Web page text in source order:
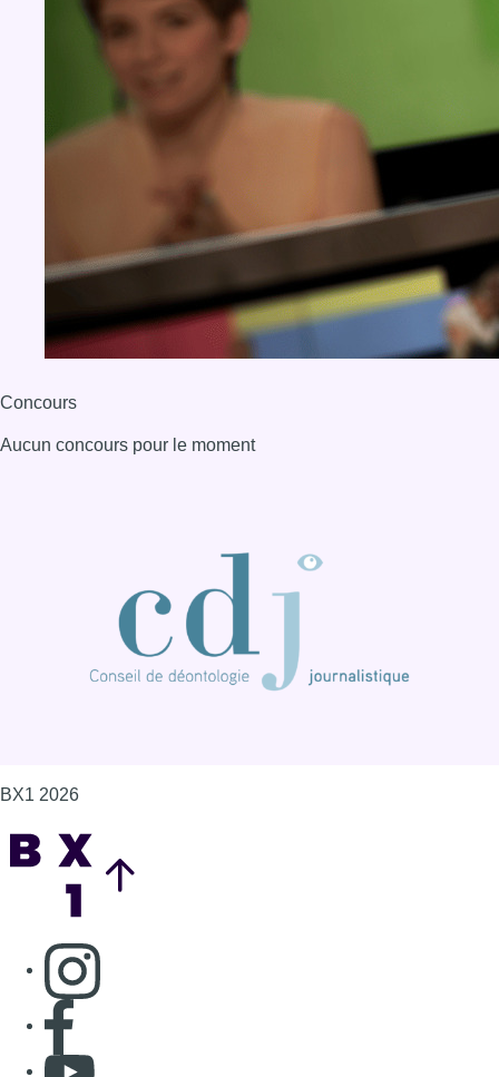
Concours
Aucun concours pour le moment
BX1 2026
Consulter page Instagram
Consulter page Facebook
Consulter Youtube